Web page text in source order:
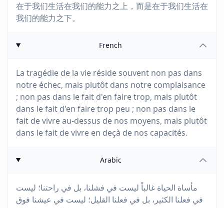
在于我们生活在我们的能力之上，而是在于我们生活在
我们的能力之下。
French
La tragédie de la vie réside souvent non pas dans
notre échec, mais plutôt dans notre complaisance
; non pas dans le fait d'en faire trop, mais plutôt
dans le fait d'en faire trop peu ; non pas dans le
fait de vivre au-dessus de nos moyens, mais plutôt
dans le fait de vivre en deçà de nos capacités.
Arabic
مأساة الحياة غالباً ليست في فشلنا، بل في راحتنا؛ ليست
في فعلنا الكثير، بل في فعلنا القليل؛ ليست في عيشنا فوق